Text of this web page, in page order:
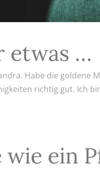
etwas …
Habe die goldene
richtig gut. Ich
wie ein